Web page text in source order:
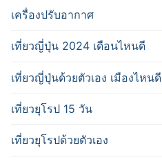
เครื่องปรับอากาศ
เที่ยวญี่ปุ่น 2024 เดือนไหนดี
เที่ยวญี่ปุ่นด้วยตัวเอง เมืองไหนดี
เที่ยวยุโรป 15 วัน
เที่ยวยุโรปด้วยตัวเอง